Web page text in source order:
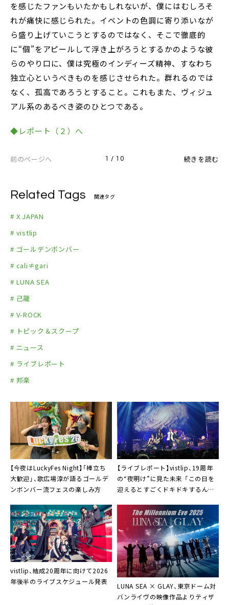
を感じたファンもいたかもしれないが、僕にはむしろそ
れが痛快に感じられた。イベントの色調に寄り添いなが
ら盛り上げていこうとするのではなく、そこで徹底的
に“個”をアピールして浮き上がろうとするかのような彼
らのやり口に、僕は究極のインディーズ精神、すなわち
独立心というべきものを感じさせられた。群れるのでは
なく、孤高であろうとすること。これもまた、ヴィジュ
アル系のあるべき姿のひとつである。
◆レポート（２）へ
前のページへ 1 / 10 続きを読む
Related Tags 関連タグ
# X JAPAN
# vistlip
# ゴールデンボンバー
# cali≠gari
# LUNA SEA
# 己龍
# V-ROCK
# トピック＆スクープ
# ニュース
# ライブレポート
# 邦楽
【今夜はLuckyFes Night】「棒立ち
大歓迎」、歌広場淳が語るゴールデ
ンボンバー流フェスの楽しみ方
【ライブレポート】vistlip、19周年
の“夜明け”に見た未来 「この日を
迎えるとすごくドキドキするんだ
vistlip、結成20周年に向けて2026
年後半のライブスケジュール発表
LUNA SEA × GLAY、東京ドーム対
バンライヴの映像作品よりティザ